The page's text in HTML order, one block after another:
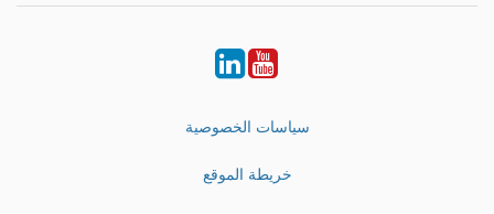
Youtube
LinkedIn
سياسات الخصوصية
خريطة الموقع